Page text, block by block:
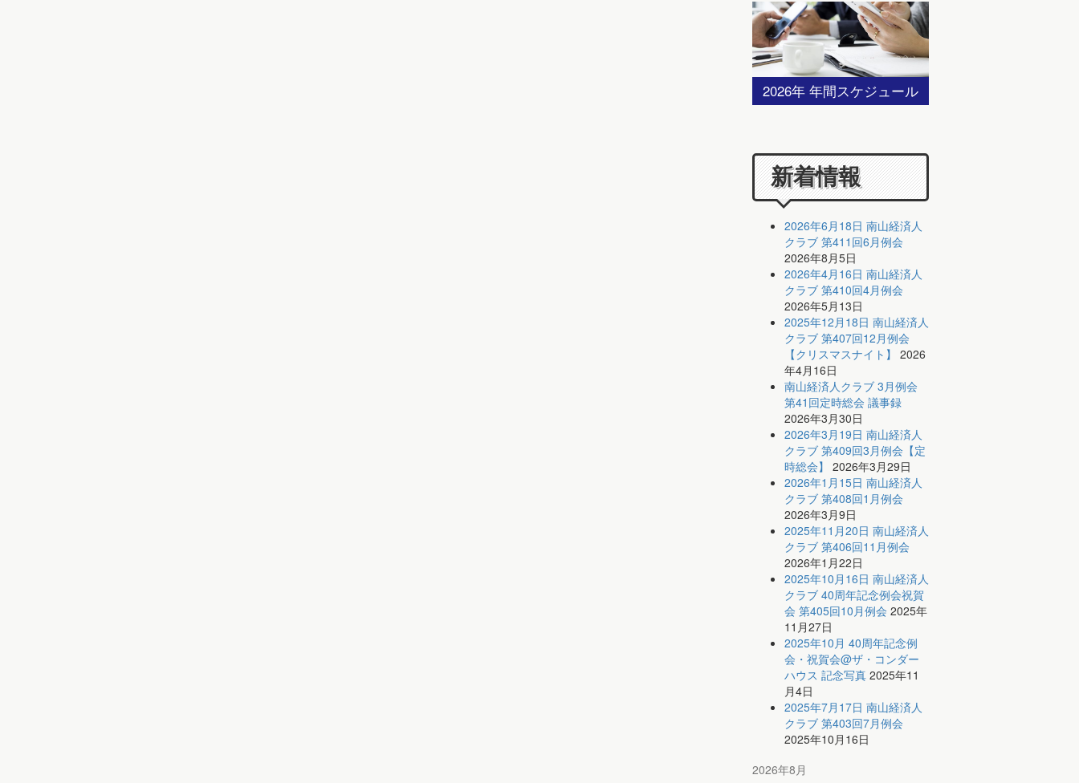
2026年 年間スケジュール
新着情報
2026年6月18日 南山経済人
クラブ 第411回6月例会
2026年8月5日
2026年4月16日 南山経済人
クラブ 第410回4月例会
2026年5月13日
2025年12月18日 南山経済人
クラブ 第407回12月例会
【クリスマスナイト】 2026
年4月16日
南山経済人クラブ 3月例会
第41回定時総会 議事録
2026年3月30日
2026年3月19日 南山経済人
クラブ 第409回3月例会【定
時総会】 2026年3月29日
2026年1月15日 南山経済人
クラブ 第408回1月例会
2026年3月9日
2025年11月20日 南山経済人
クラブ 第406回11月例会
2026年1月22日
2025年10月16日 南山経済人
クラブ 40周年記念例会祝賀
会 第405回10月例会 2025年
11月27日
2025年10月 40周年記念例
会・祝賀会@ザ・コンダー
ハウス 記念写真 2025年11
月4日
2025年7月17日 南山経済人
クラブ 第403回7月例会
2025年10月16日
2026年8月